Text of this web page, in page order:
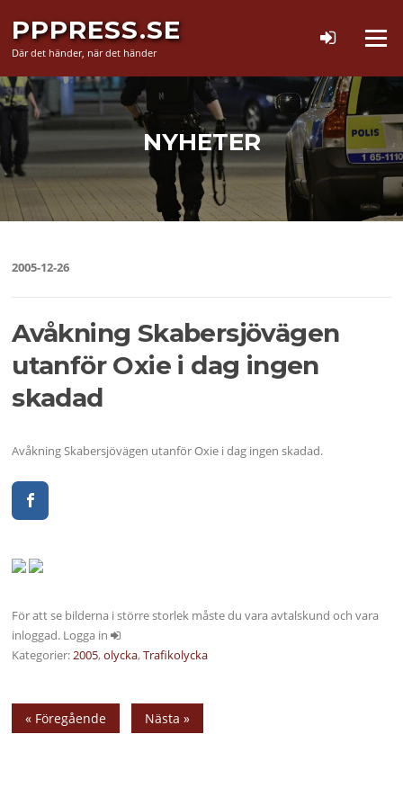
innehåll
PPPRESS.SE
Där det händer, när det händer
Meny
NYHETER
2005-12-26
Avåkning Skabersjövägen
utanför Oxie i dag ingen
skadad
Avåkning Skabersjövägen utanför Oxie i dag ingen skadad.
För att se bilderna i större storlek måste du vara avtalskund och vara
inloggad. Logga in
Kategorier:2005,olycka,Trafikolycka
« Föregående Nästa »